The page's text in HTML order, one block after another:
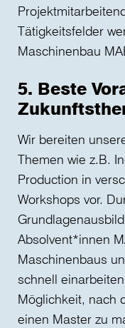
Tätigkeitsfelder
Maschinenbau
5. Beste
Wir bereiten
Themen wie z.B.
Production in
Workshops vor.
Absolvent*innen
Maschinenbaus
schnell
Möglichkeit, nach
einen Master zu